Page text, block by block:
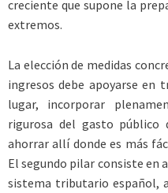
creciente que supone la
extremos.
La elección de medidas
ingresos debe apoyarse en
lugar, incorporar
rigurosa del gasto público
ahorrar allí donde es más
El segundo pilar consiste en
sistema tributario español,